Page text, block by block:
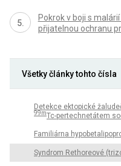
Pokrok v boji s
přijatelnou ochranu
Všetky články tohto čísla
Detekce ektopické
99mTc-pertechnetátem
Familiárna
Syndrom Rethoreové